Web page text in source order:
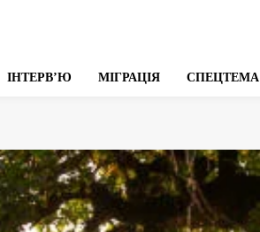
ІНТЕРВʼЮ МІГРАЦІЯ СПЕЦТЕМА